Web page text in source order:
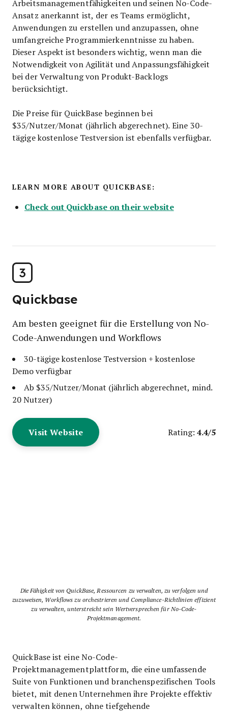
Arbeitsmanagementfähigkeiten und seinen No-Code-
Ansatz anerkannt ist, der es Teams ermöglicht,
Anwendungen zu erstellen und anzupassen, ohne
umfangreiche Programmierkenntnisse zu haben.
Dieser Aspekt ist besonders wichtig, wenn man die
Notwendigkeit von Agilität und Anpassungsfähigkeit
bei der Verwaltung von Produkt-Backlogs
berücksichtigt.
Die Preise für QuickBase beginnen bei
$35/Nutzer/Monat (jährlich abgerechnet). Eine 30-
tägige kostenlose Testversion ist ebenfalls verfügbar.
LEARN MORE ABOUT QUICKBASE:
Check out Quickbase on their website
3
Quickbase
Am besten geeignet für die Erstellung von No-
Code-Anwendungen und Workflows
30-tägige kostenlose Testversion + kostenlose
Demo verfügbar
Ab $35/Nutzer/Monat (jährlich abgerechnet, mind.
20 Nutzer)
Visit Website Rating: 4.4/5
Die Fähigkeit von QuickBase, Ressourcen zu verwalten, zu verfolgen und
zuzuweisen, Workflows zu orchestrieren und Compliance-Richtlinien effizient
zu verwalten, unterstreicht sein Wertversprechen für No-Code-
Projektmanagement.
QuickBase ist eine No-Code-
Projektmanagementplattform, die eine umfassende
Suite von Funktionen und branchenspezifischen Tools
bietet, mit denen Unternehmen ihre Projekte effektiv
verwalten können, ohne tiefgehende